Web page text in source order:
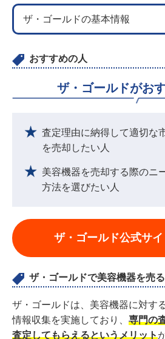
ザ・ゴールドの基本情報
おすすめの人
ザ・ゴールドがお
査定理由に納得して適切な
を売却したい人
美容機器を売却する際のニ
方法を選びたい人
ザ・ゴールド公式サ
ザ・ゴールドで美容機器を売
ザ・ゴールドは、美容機器に対す
情報収集を実施しており、 専門の
査定してもらえるというメリット